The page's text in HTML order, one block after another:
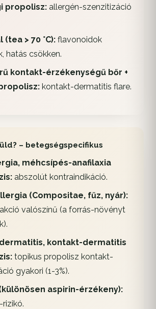
propolisz:allergén-szenzitizáció
> 70 °C):flavonoidok
hatás csökken.
kontakt-érzékenységű bőr +
kontakt-dermatitis flare.
– betegségspecifikus
méhcsípés-anafilaxia
abszolút kontraindikáció.
(Compositae, fűz, nyár):
valószínű (a forrás-növényt
kontakt-dermatitis
topikus propolisz kontakt-
gyakori (1-3%).
aspirin-érzékeny):
rizikó.